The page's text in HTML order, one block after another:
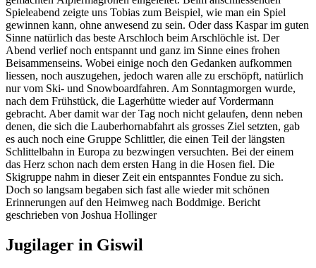
Spieleabend zeigte uns Tobias zum Beispiel, wie man ein Spiel
gewinnen kann, ohne anwesend zu sein. Oder dass Kaspar im guten
Sinne natürlich das beste Arschloch beim Arschlöchle ist. Der
Abend verlief noch entspannt und ganz im Sinne eines frohen
Beisammenseins. Wobei einige noch den Gedanken aufkommen
liessen, noch auszugehen, jedoch waren alle zu erschöpft, natürlich
nur vom Ski- und Snowboardfahren. Am Sonntagmorgen wurde,
nach dem Frühstück, die Lagerhütte wieder auf Vordermann
gebracht. Aber damit war der Tag noch nicht gelaufen, denn neben
denen, die sich die Lauberhornabfahrt als grosses Ziel setzten, gab
es auch noch eine Gruppe Schlittler, die einen Teil der längsten
Schlittelbahn in Europa zu bezwingen versuchten. Bei der einem
das Herz schon nach dem ersten Hang in die Hosen fiel. Die
Skigruppe nahm in dieser Zeit ein entspanntes Fondue zu sich.
Doch so langsam begaben sich fast alle wieder mit schönen
Erinnerungen auf den Heimweg nach Boddmige. Bericht
geschrieben von Joshua Hollinger
Jugilager in Giswil